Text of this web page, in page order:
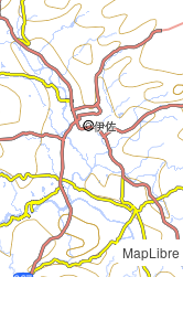
MapLibre